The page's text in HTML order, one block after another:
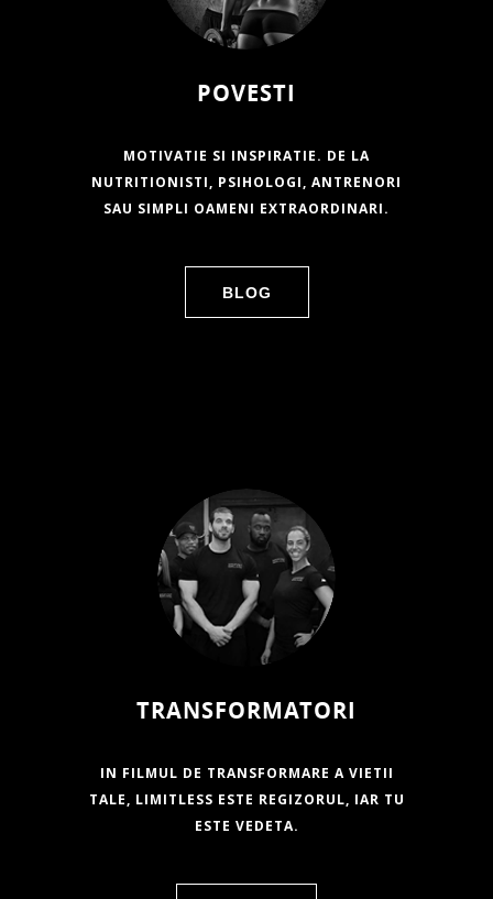
POVESTI
MOTIVATIE SI INSPIRATIE. DE LA
NUTRITIONISTI, PSIHOLOGI, ANTRENORI
SAU SIMPLI OAMENI EXTRAORDINARI.
BLOG
TRANSFORMATORI
IN FILMUL DE TRANSFORMARE A VIETII
TALE, LIMITLESS ESTE REGIZORUL, IAR TU
ESTE VEDETA.